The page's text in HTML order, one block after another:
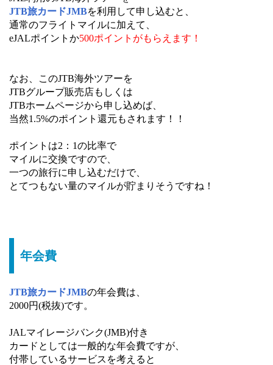
JTB旅カードJMBを利用して申し込むと、
通常のフライトマイルに加えて、
eJALポイントか500ポイントがもらえます！
なお、このJTB海外ツアーを
JTBグループ販売店もしくは
JTBホームページから申し込めば、
当然1.5%のポイント還元もされます！！
ポイントは2：1の比率で
マイルに交換ですので、
一つの旅行に申し込むだけで、
とてつもない量のマイルが貯まりそうですね！
年会費
JTB旅カードJMBの年会費は、
2000円(税抜)です。
JALマイレージバンク(JMB)付き
カードとしては一般的な年会費ですが、
付帯しているサービスを考えると